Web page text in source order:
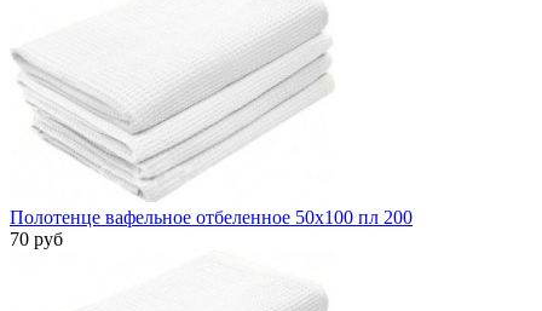
Полотенце вафельное отбеленное 50х100 пл 200
70 руб